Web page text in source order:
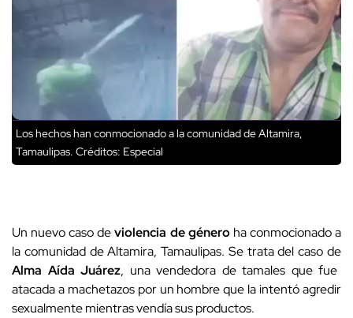
Los hechos han conmocionado a la comunidad de Altamira,
Tamaulipas. Créditos: Especial
Un nuevo caso deviolencia de género ha conmocionado a
la comunidad de Altamira, Tamaulipas. Se trata del caso de
Alma Aída Juárez, una vendedora de tamales que fue
atacada a machetazos por un hombre que la intentó agredir
sexualmente mientras vendía sus productos.